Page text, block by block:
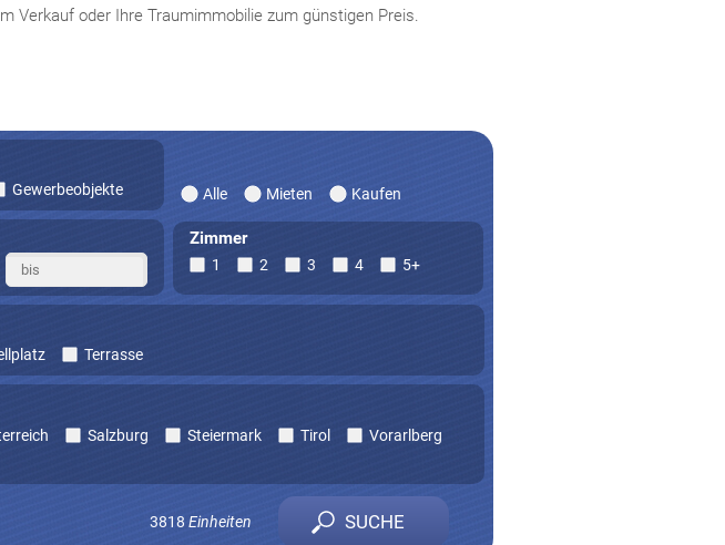
Verkauf oder Ihre Traumimmobilie zum günstigen Preis.
Gewerbeobjekte Alle Mieten Kaufen
Zimmer
1 2 3 4 5+
Terrasse
Salzburg Steiermark Tirol
Vorarlberg
3818 Einheiten